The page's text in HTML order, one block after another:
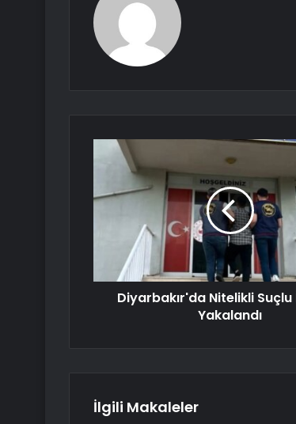
Diyarbakır'da Nitelikli Suçlu
Yakalandı
İlgili Makaleler